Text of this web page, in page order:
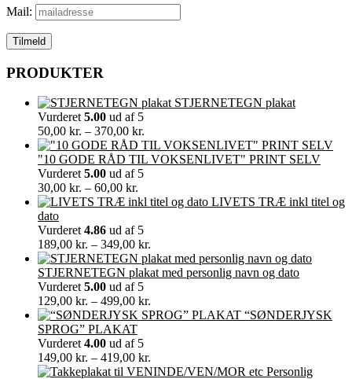
Mail:
PRODUKTER
STJERNETEGN plakat
Vurderet5.00 ud af 5
50,00 kr. – 370,00 kr.
50,00 kr.
til
"10 GODE RÅD TIL VOKSENLIVET" PRINT SELV
Vurderet5.00 ud af 5
30,00 kr. – 60,00 kr.
30,00 kr.
60,00 kr.
LIVETS TRÆ inkl titel og
dato
Vurderet4.86 ud af 5
189,00 kr. – 349,00 kr.
189,00 kr.
til
STJERNETEGN plakat med personlig navn og dato
Vurderet5.00 ud af 5
129,00 kr. – 499,00 kr.
129,00 kr.
“SØNDERJYSK
SPROG” PLAKAT
Vurderet4.00 ud af 5
149,00 kr. – 419,00 kr.
149,00 kr.